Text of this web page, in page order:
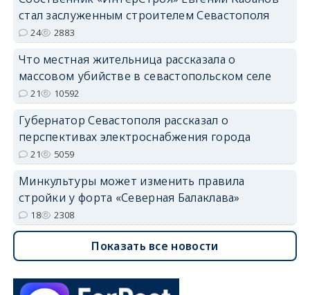
стал заслуженным строителем Севастополя
24 2883
Что местная жительница рассказала о
массовом убийстве в севастопольском селе
21 10592
Губернатор Севастополя рассказал о
перспективах электроснабжения города
21 5059
Минкультуры может изменить правила
стройки у форта «Северная Балаклава»
18 2308
Показать все новости